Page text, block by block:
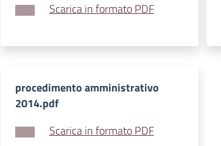
Scarica in formato PDF
procedimento amministrativo
2014.pdf
Scarica in formato PDF